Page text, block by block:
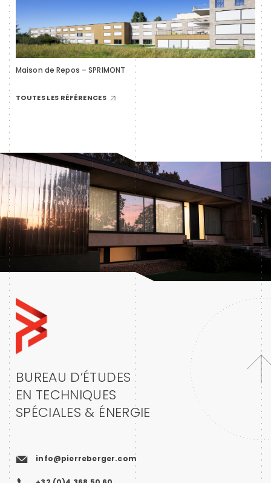
Maison de Repos – SPRIMONT
TOUTES LES RÉFÉRENCES
BUREAU D’ÉTUDES
EN TECHNIQUES
SPÉCIALES & ÉNERGIE
info@pierreberger.com